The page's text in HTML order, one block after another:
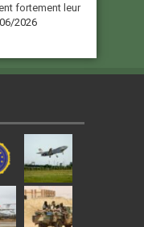
fortement leur
2026